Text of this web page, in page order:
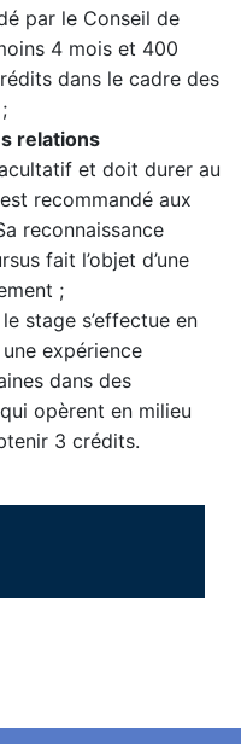
par le Conseil de
4 mois et 400
dans le cadre des
relations
et doit durer au
recommandé aux
reconnaissance
fait l’objet d’une
;
le stage s’effectue en
expérience
dans des
opèrent en milieu
3 crédits.